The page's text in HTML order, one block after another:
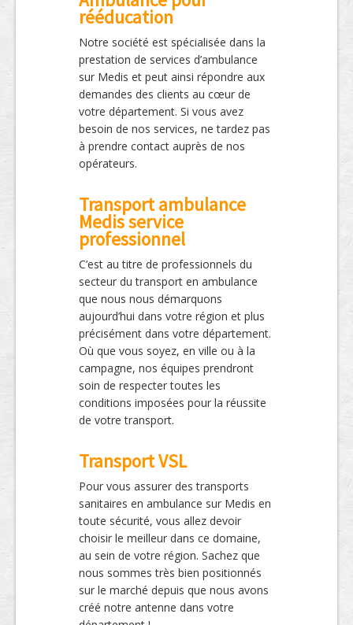
rééducation
Notre société est spécialisée dans la
prestation de services d’ambulance
sur Medis et peut ainsi répondre aux
demandes des clients au cœur de
votre département. Si vous avez
besoin de nos services, ne tardez pas
à prendre contact auprès de nos
opérateurs.
Transport ambulance
Medis service
professionnel
C’est au titre de professionnels du
secteur du transport en ambulance
que nous nous démarquons
aujourd’hui dans votre région et plus
précisément dans votre département.
Où que vous soyez, en ville ou à la
campagne, nos équipes prendront
soin de respecter toutes les
conditions imposées pour la réussite
de votre transport.
Transport VSL
Pour vous assurer des transports
sanitaires en ambulance sur Medis en
toute sécurité, vous allez devoir
choisir le meilleur dans ce domaine,
au sein de votre région. Sachez que
nous sommes très bien positionnés
sur le marché depuis que nous avons
créé notre antenne dans votre